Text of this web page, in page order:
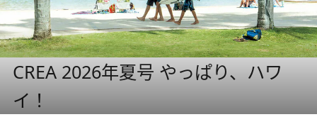
CREA 2026年夏号 やっぱり、ハワ
イ！